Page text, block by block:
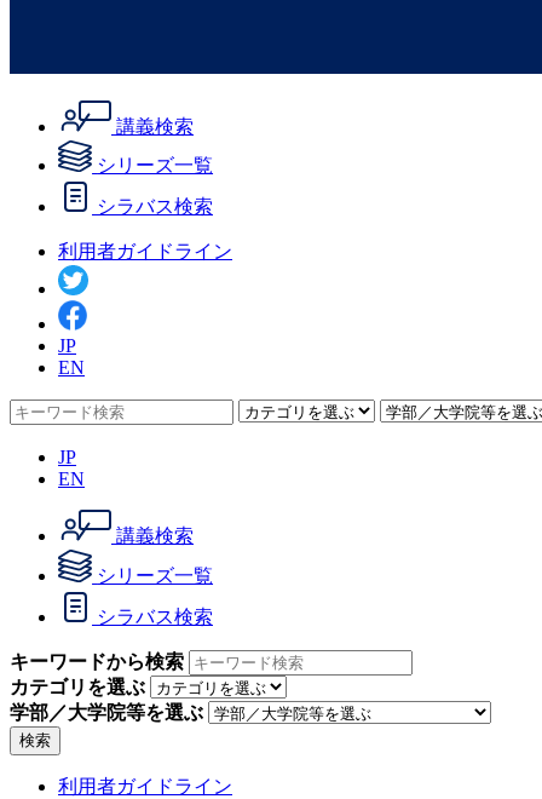
講義検索
シリーズ一覧
シラバス検索
利用者ガイドライン
JP
EN
JP
EN
講義検索
シリーズ一覧
シラバス検索
キーワードから検索
カテゴリを選ぶ
学部／大学院等を選ぶ
検索
利用者ガイドライン